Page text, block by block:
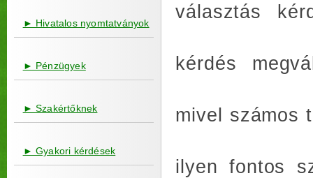
► Hivatalos nyomtatványok
► Pénzügyek
► Szakértőknek
► Gyakori kérdések
választás
kérdés
mivel számos
ilyen fontos